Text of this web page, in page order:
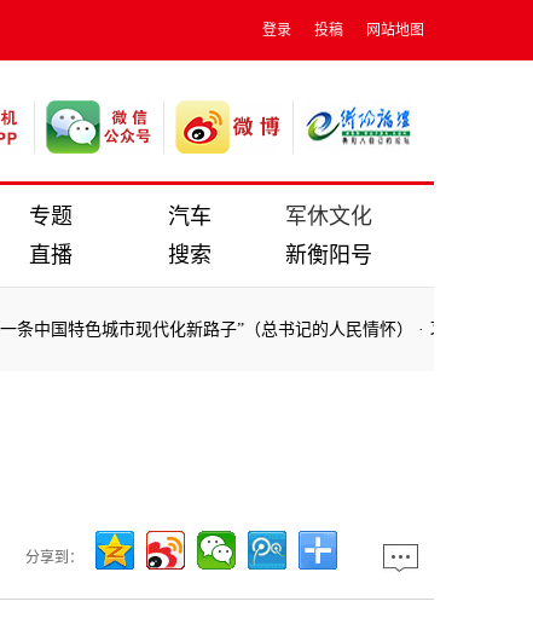
登录 投稿 网站地图
专题 汽车
军休文化
直播 搜索 新衡阳号
国特色城市现代化新路子”（总书记的人民情怀）·习言道丨与中国同
分享到：